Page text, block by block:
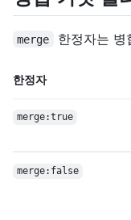
merge 한정자는 병
한정자
merge:true
merge:false